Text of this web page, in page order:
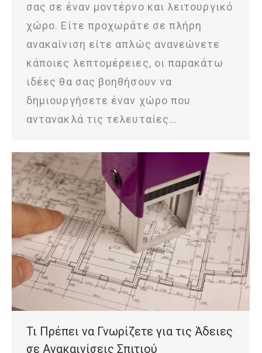
σας σε έναν μοντέρνο και λειτουργικό
χώρο. Είτε προχωράτε σε πλήρη
ανακαίνιση είτε απλώς ανανεώνετε
κάποιες λεπτομέρειες, οι παρακάτω
ιδέες θα σας βοηθήσουν να
δημιουργήσετε έναν χώρο που
αντανακλά τις τελευταίες…
Τι Πρέπει να Γνωρίζετε για τις Άδειες
σε Ανακαινίσεις Σπιτιού